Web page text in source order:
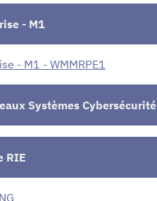
- M1
- M1 - WMMRPE1
Systèmes Cybersécurité
RIE